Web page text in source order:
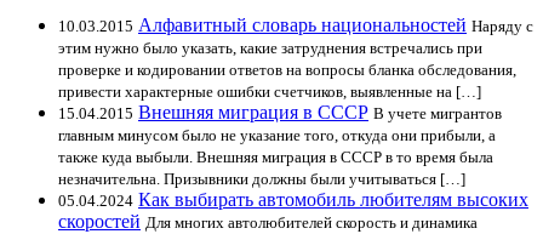
10.03.2015 Алфавитный словарь национальностей Наряду с
этим нужно было указать, какие затруднения встречались при
проверке и кодировании ответов на вопросы бланка обследования,
привести характерные ошибки счетчиков, выявленные на […]
15.04.2015 Внешняя миграция в СССР В учете мигрантов
главным минусом было не указание того, откуда они прибыли, а
также куда выбыли. Внешняя миграция в СССР в то время была
незначительна. Призывники должны были учитываться […]
05.04.2024 Как выбирать автомобиль любителям высоких
скоростей Для многих автолюбителей скорость и динамика